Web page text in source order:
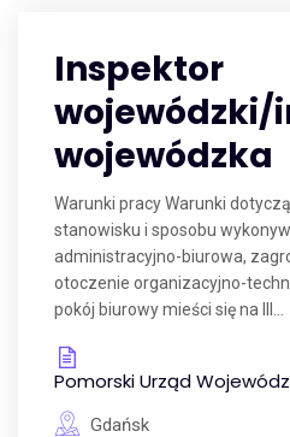
Inspektor
wojewódzki/
wojewódzka
Warunki pracy Warunki
stanowisku i sposobu
administracyjno-biurowa,
otoczenie organizacyjno-
pokój biurowy mieści się na III...
Pomorski Urząd
Gdańsk